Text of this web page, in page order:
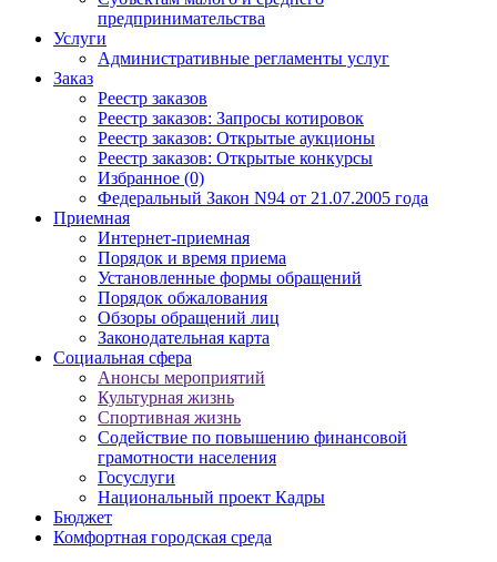
предпринимательства
Услуги
Административные регламенты услуг
Заказ
Реестр заказов
Реестр заказов: Запросы котировок
Реестр заказов: Открытые аукционы
Реестр заказов: Открытые конкурсы
Избранное (0)
Федеральный Закон N94 от 21.07.2005 года
Приемная
Интернет-приемная
Порядок и время приема
Установленные формы обращений
Порядок обжалования
Обзоры обращений лиц
Законодательная карта
Социальная сфера
Анонсы мероприятий
Культурная жизнь
Спортивная жизнь
Содействие по повышению финансовой
грамотности населения
Госуслуги
Национальный проект Кадры
Бюджет
Комфортная городская среда